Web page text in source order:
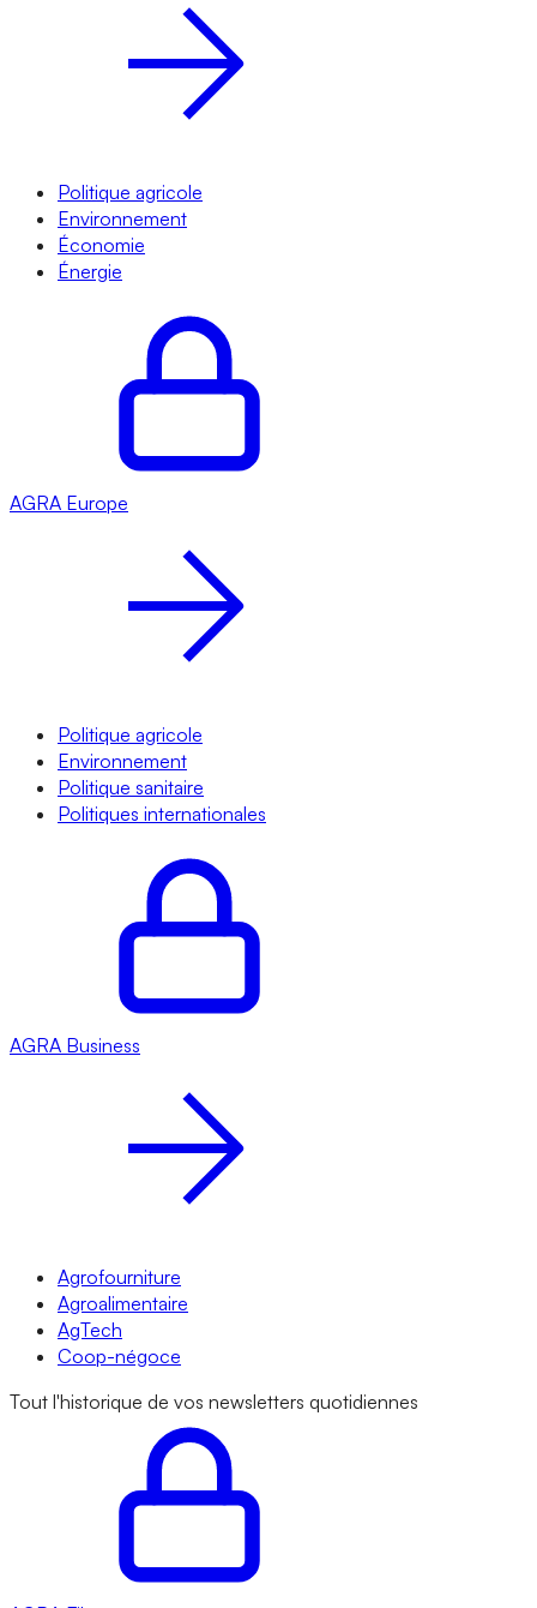
Politique agricole
Environnement
Économie
Énergie
AGRA Europe
Politique agricole
Environnement
Politique sanitaire
Politiques internationales
AGRA Business
Agrofourniture
Agroalimentaire
AgTech
Coop-négoce
Tout l'historique de vos newsletters quotidiennes